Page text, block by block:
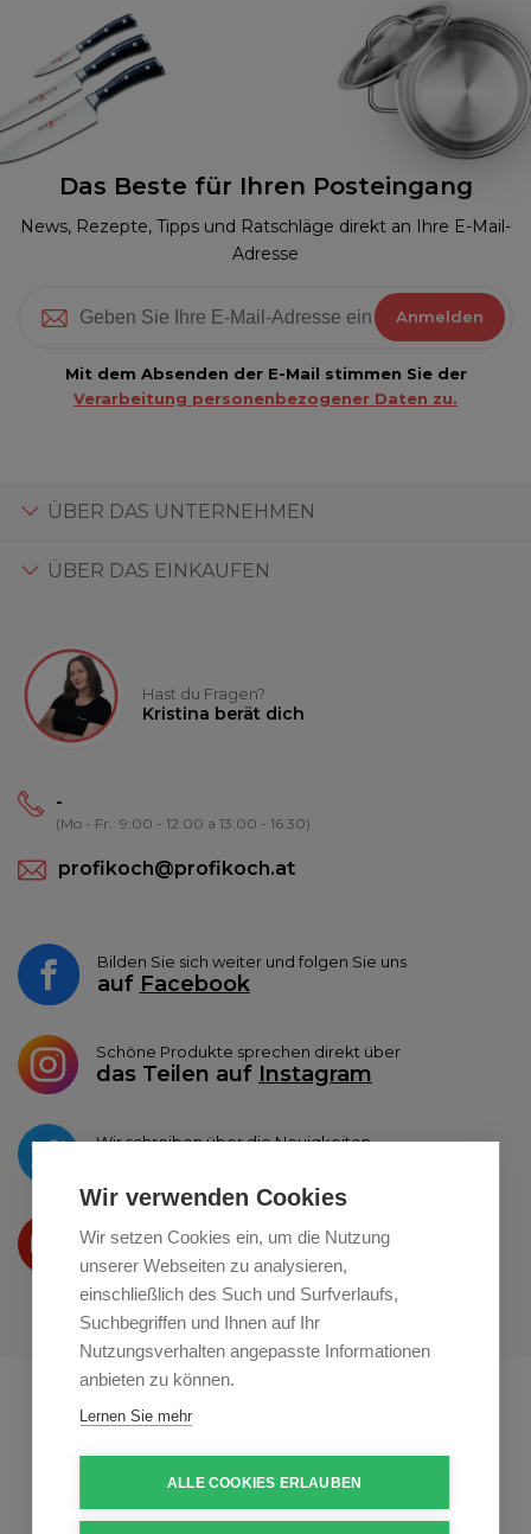
Wir verwenden Cookies
Wir setzen Cookies ein, um die Nutzung
unserer Webseiten zu analysieren,
einschließlich des Such und Surfverlaufs,
Suchbegriffen und Ihnen auf Ihr
Nutzungsverhalten angepasste Informationen
anbieten zu können.
Lernen Sie mehr
ALLE COOKIES ERLAUBEN
Das Beste für Ihren Posteingang
News, Rezepte, Tipps und Ratschläge direkt an Ihre E-Mail-
Adresse
Anmelden
Mit dem Absenden der E-Mail stimmen Sie der
Verarbeitung personenbezogener Daten zu.
ÜBER DAS UNTERNEHMEN
ÜBER DAS EINKAUFEN
Hast du Fragen?
Kristina berät dich
-
(Mo - Fr.: 9:00 - 12:00 a 13:00 - 16:30)
profikoch@profikoch.at
Bilden Sie sich weiter und folgen Sie uns
auf Facebook
Schöne Produkte sprechen direkt über
das Teilen auf Instagram
Wir schreiben über die Neuigkeiten
Wir präsentieren Ihre produkte
Youtube
Profikuchar.sk